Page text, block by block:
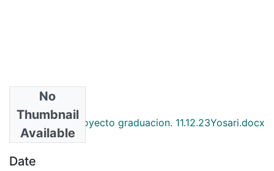
No
Thumbnail
Available
Informe final_proyecto graduacion. 11.12.23Yosari.docx
(5.43 MB)
Date